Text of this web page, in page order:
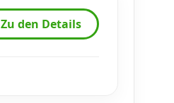
Zu den Details